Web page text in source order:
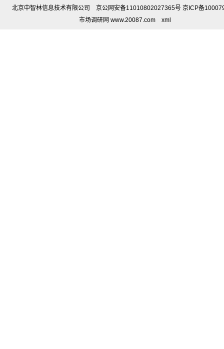
北京中智林信息技术有限公司 京公网安备11010802027365号 京ICP备
市场调研网 www.20087.com
xml